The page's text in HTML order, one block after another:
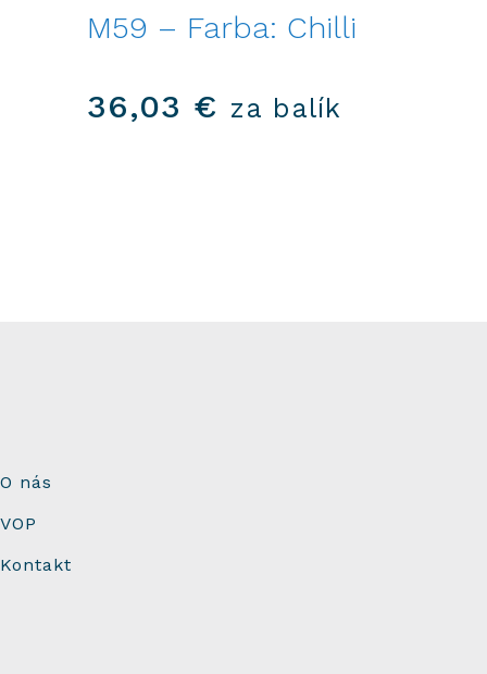
M59 – Farba: Chilli
36,03 € za balík
O nás
VOP
Kontakt